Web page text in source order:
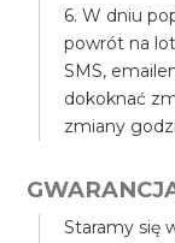
6. W dniu
powrót na
SMS,
dokoknać
zmiany
Staramy się